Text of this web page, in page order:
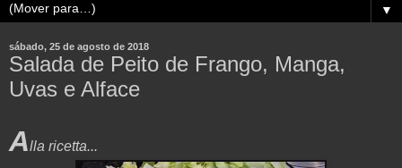
▼
sábado, 25 de agosto de 2018
Salada de Peito de Frango, Manga,
Uvas e Alface
Alla ricetta...